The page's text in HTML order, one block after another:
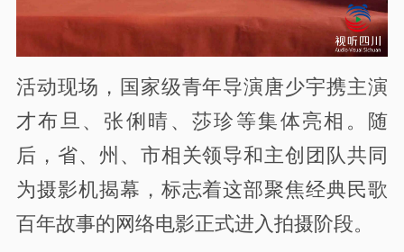
活动现场，国家级青年导演唐少宇携主演
才布旦、张俐晴、莎珍等集体亮相。随
后，省、州、市相关领导和主创团队共同
为摄影机揭幕，标志着这部聚焦经典民歌
百年故事的网络电影正式进入拍摄阶段。